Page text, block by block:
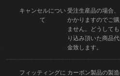
キャンセルについ
て
受注生産品の場合
かかりますのでご
ません。どうして
り込み頂いた商品
金致します。
フィッティングに カーボン製品の製